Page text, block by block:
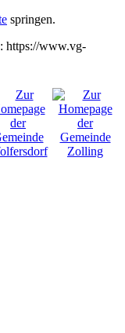
springen.
https://www.vg-